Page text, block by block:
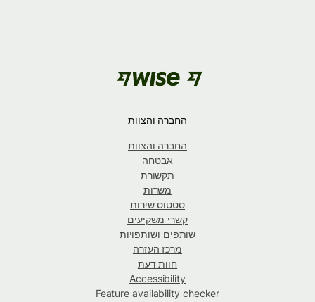
החברה והצוות
החברה והצוות
אבטחה
תקשורת
משרות
סטטוס שירות
קשרי משקיעים
שותפים ושותפויות
מרכז העזרה
חוות דעת
Accessibility
Feature availability checker